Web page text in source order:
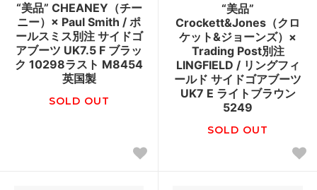
“美品” CHEANEY（チー
ニー）× Paul Smith / ポ
ールスミス別注 サイドゴ
アブーツ UK7.5 F ブラッ
ク 10298ラスト M8454
英国製
SOLD OUT
“美品”
Crockett&Jones（クロ
ケット&ジョーンズ）×
Trading Post別注
LINGFIELD / リングフィ
ールド サイドゴアブーツ
UK7 E ライトブラウン
5249
SOLD OUT